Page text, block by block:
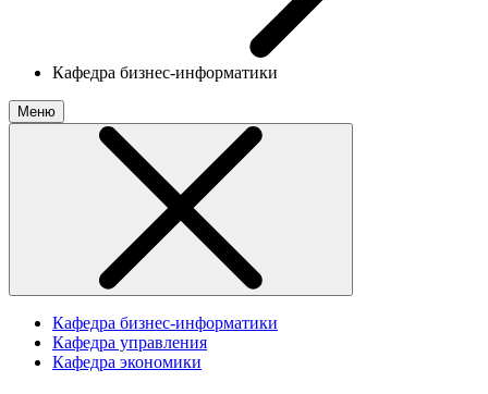
Кафедра бизнес-информатики
Меню
Кафедра бизнес-информатики
Кафедра управления
Кафедра экономики